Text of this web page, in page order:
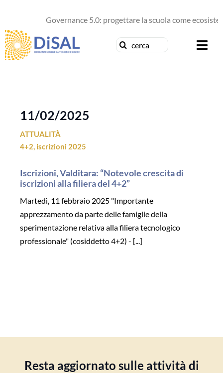
contenuto
Governance 5.0: progettare la scuola come
Cerca
Formazione
Contattaci
11/02/2025
ATTUALITÀ
4+2, iscrizioni 2025
Iscrizioni, Valditara: “Notevole crescita di
iscrizioni alla filiera del 4+2”
Martedì, 11 febbraio 2025 "Importante
apprezzamento da parte delle famiglie della
sperimentazione relativa alla filiera tecnologico
professionale" (cosiddetto 4+2) - [...]
Resta aggiornato sulle attività di